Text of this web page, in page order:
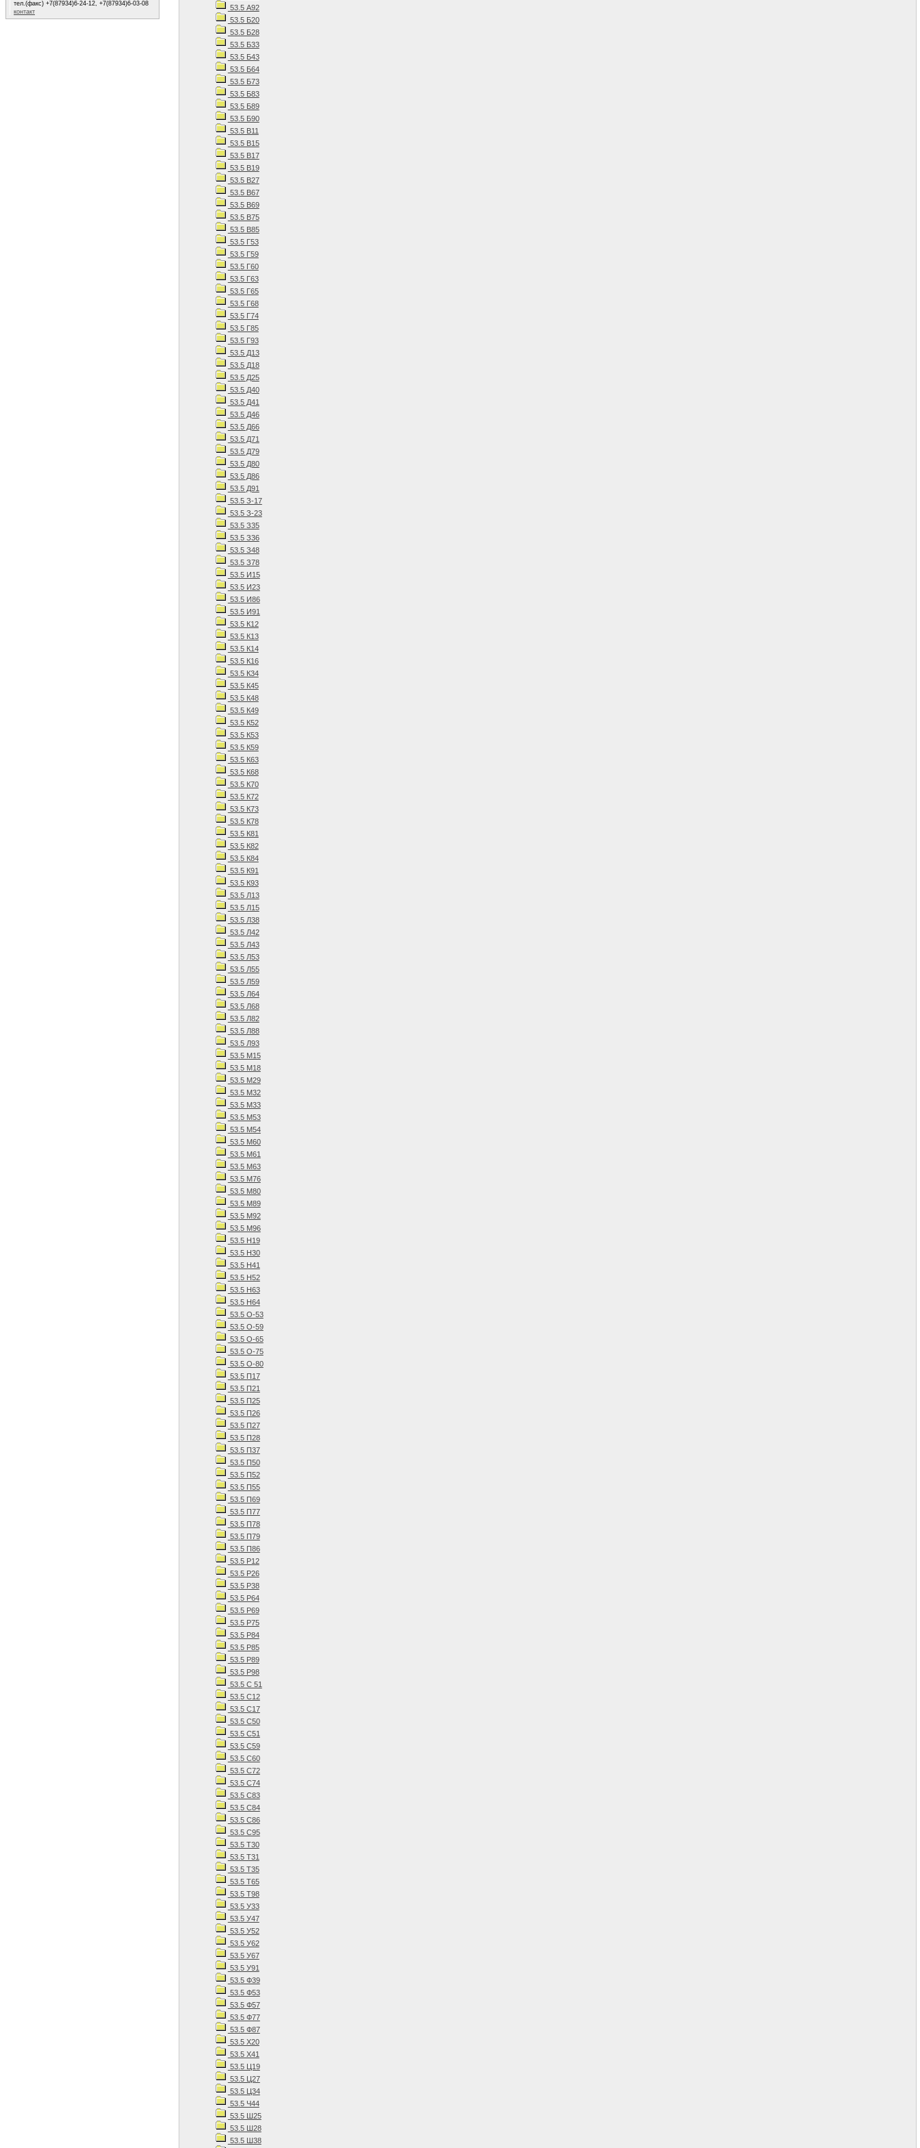
53.5 А92
53.5 Б20
53.5 Б28
53.5 Б33
53.5 Б43
53.5 Б64
53.5 Б73
53.5 Б83
53.5 Б89
53.5 Б90
53.5 В11
53.5 В15
53.5 В17
53.5 В19
53.5 В27
53.5 В67
53.5 В69
53.5 В75
53.5 В85
53.5 Г53
53.5 Г59
53.5 Г60
53.5 Г63
53.5 Г65
53.5 Г68
53.5 Г74
53.5 Г85
53.5 Г93
53.5 Д13
53.5 Д18
53.5 Д25
53.5 Д40
53.5 Д41
53.5 Д46
53.5 Д66
53.5 Д71
53.5 Д79
53.5 Д80
53.5 Д86
53.5 Д91
53.5 З-17
53.5 З-23
53.5 З35
53.5 З36
53.5 З48
53.5 З78
53.5 И15
53.5 И23
53.5 И86
53.5 И91
53.5 К12
53.5 К13
53.5 К14
53.5 К16
53.5 К34
53.5 К45
53.5 К48
53.5 К49
53.5 К52
53.5 К53
53.5 К59
53.5 К63
53.5 К68
53.5 К70
53.5 К72
53.5 К73
53.5 К78
53.5 К81
53.5 К82
53.5 К84
53.5 К91
53.5 К93
53.5 Л13
53.5 Л15
53.5 Л38
53.5 Л42
53.5 Л43
53.5 Л53
53.5 Л55
53.5 Л59
53.5 Л64
53.5 Л68
53.5 Л82
53.5 Л88
53.5 Л93
53.5 М15
53.5 М18
53.5 М29
53.5 М32
53.5 М33
53.5 М53
53.5 М54
53.5 М60
53.5 М61
53.5 М63
53.5 М76
53.5 М80
53.5 М89
53.5 М92
53.5 М96
53.5 Н19
53.5 Н30
53.5 Н41
53.5 Н52
53.5 Н63
53.5 Н64
53.5 О-53
53.5 О-59
53.5 О-65
53.5 О-75
53.5 О-80
53.5 П17
53.5 П21
53.5 П25
53.5 П26
53.5 П27
53.5 П28
53.5 П37
53.5 П50
53.5 П52
53.5 П55
53.5 П69
53.5 П77
53.5 П78
53.5 П79
53.5 П86
53.5 Р12
53.5 Р26
53.5 Р38
53.5 Р64
53.5 Р69
53.5 Р75
53.5 Р84
53.5 Р85
53.5 Р89
53.5 Р98
53.5 С 51
53.5 С12
53.5 С17
53.5 С50
53.5 С51
53.5 С59
53.5 С60
53.5 С72
53.5 С74
53.5 С83
53.5 С84
53.5 С86
53.5 С95
53.5 Т30
53.5 Т31
53.5 Т35
53.5 Т65
53.5 Т98
53.5 У33
53.5 У47
53.5 У52
53.5 У62
53.5 У67
53.5 У91
53.5 Ф39
53.5 Ф53
53.5 Ф57
53.5 Ф77
53.5 Ф87
53.5 Х20
53.5 Х41
53.5 Ц19
53.5 Ц27
53.5 Ц34
53.5 Ч44
53.5 Ш25
53.5 Ш28
53.5 Ш38
тел.(факс) +7(87934)6-24-12, +7(87934)6-03-08
контакт